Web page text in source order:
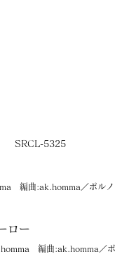
SRCL-5325
編曲:ak.homma／ポルノ
ロー
編曲:ak.homma／ポ